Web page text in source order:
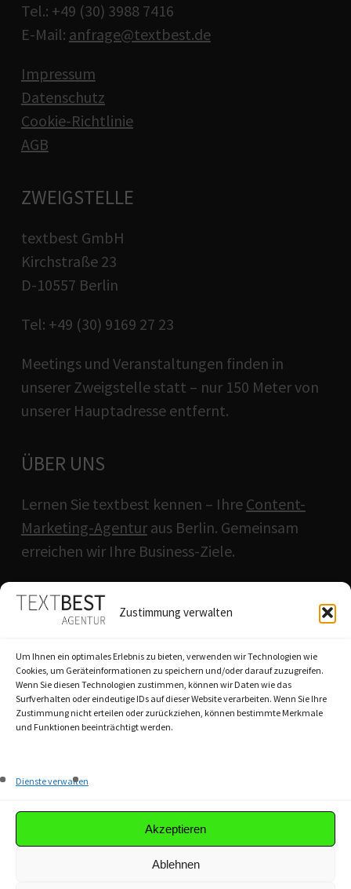
Zustimmung verwalten
Um Ihnen ein optimales Erlebnis zu bieten, verwenden wir Technologien wie
Cookies, um Geräteinformationen zu speichern und/oder darauf zuzugreifen.
Wenn Sie diesen Technologien zustimmen, können wir Daten wie das
Surfverhalten oder eindeutige IDs auf dieser Website verarbeiten. Wenn Sie Ihre
Zustimmung nicht erteilen oder zurückziehen, können bestimmte Merkmale
und Funktionen beeinträchtigt werden.
Dienste verwalten
Akzeptieren
Ablehnen
Tel.: +49 (30) 3988 7416
E-Mail: anfrage@textbest.de
Impressum
Datenschutz
Cookie-Richtlinie
AGB
ZWEIGSTELLE
textbest GmbH
Kirchstraße 23
D-10557 Berlin
Tel: +49 (30) 9169 27 23
Meetings und Veranstaltungen finden in
unserer Zweigstelle statt – nur 150 Meter von
unserer Hauptadresse entfernt.
ÜBER UNS
Lernen Sie textbest kennen – Ihre Content-
Marketing-Agenturaus Berlin. Gemeinsam
erreichen wir Ihre Business-Ziele.
QUICKLINKS
Textbest-Prinzip
Workshops
Referenzen
Karriere